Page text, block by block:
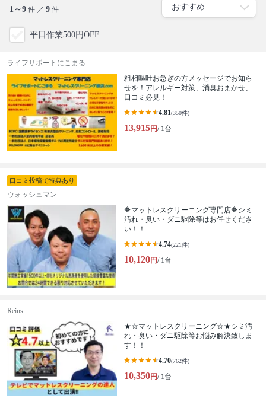
1～9 件 ／ 9 件
平日作業500円OFF
ライフサポートにこまる
粗相嘔吐お急ぎの方メッセージでお知ら
せを！アレルギー対策、消臭おまかせ、
口コミ必見！
4.81(350件)
13,915円/ 1台
口コミ投稿で特典あり
ウォッシュマン
🔶マットレスクリーニング専門店🔶シミ
汚れ・臭い・ダニ駆除等はお任せくださ
い！！
4.74(221件)
10,120円/ 1台
Reins
★☆マットレスクリーニング☆★シミ汚
れ・臭い・ダニ駆除等お悩み解決致しま
す！！
4.70(762件)
10,350円/ 1台